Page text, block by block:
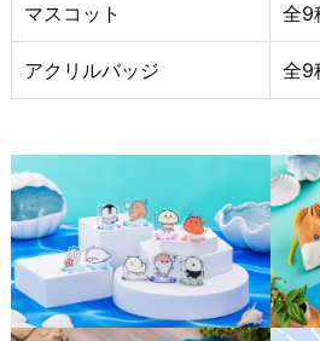
マスコット 全9
アクリルバッジ 全9